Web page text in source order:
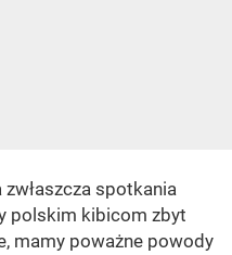
spotkania
polskim kibicom zbyt
mamy poważne powody